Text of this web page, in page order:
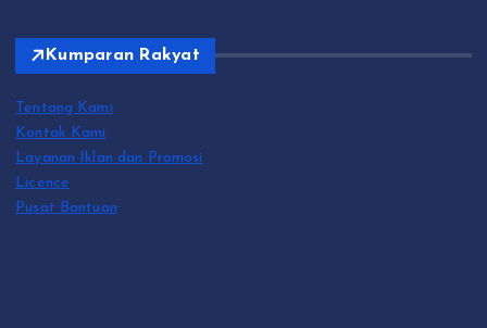
Kumparan Rakyat
Tentang Kami
Kontak Kami
Layanan Iklan dan Promosi
Licence
Pusat Bantuan